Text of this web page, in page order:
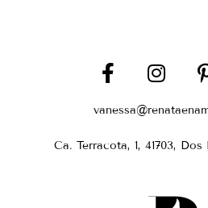
Ca. Terracota, 1, 41703,